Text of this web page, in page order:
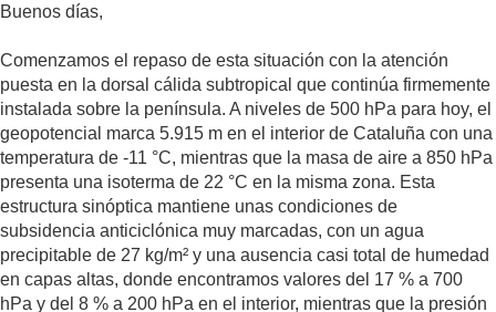
Buenos días,
Comenzamos el repaso de esta situación con la atención
puesta en la dorsal cálida subtropical que continúa firmemente
instalada sobre la península. A niveles de 500 hPa para hoy, el
geopotencial marca 5.915 m en el interior de Cataluña con una
temperatura de -11 °C, mientras que la masa de aire a 850 hPa
presenta una isoterma de 22 °C en la misma zona. Esta
estructura sinóptica mantiene unas condiciones de
subsidencia anticiclónica muy marcadas, con un agua
precipitable de 27 kg/m² y una ausencia casi total de humedad
en capas altas, donde encontramos valores del 17 % a 700
hPa y del 8 % a 200 hPa en el interior, mientras que la presión